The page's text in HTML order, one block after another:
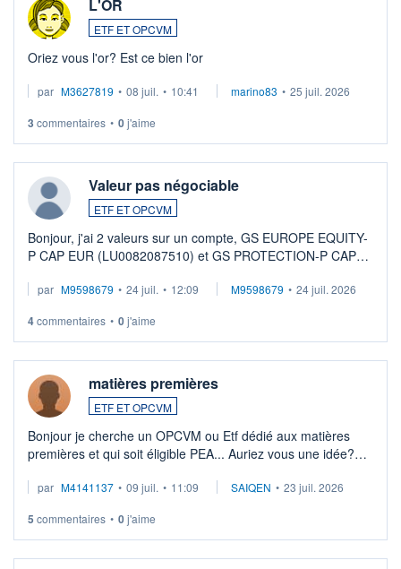
L'OR
ETF ET OPCVM
Oriez vous l'or? Est ce bien l'or
par M3627819 • 08 juil. • 10:41 marino83 • 25 juil. 2026
3 commentaires • 0j'aime
Valeur pas négociable
ETF ET OPCVM
Bonjour, j'ai 2 valeurs sur un compte, GS EUROPE EQUITY-
P CAP EUR (LU0082087510) et GS PROTECTION-P CAP
veux procéder à la vente, on me signale ...
par M9598679 • 24 juil. • 12:09 M9598679 • 24 juil. 2026
4commentaires • 0j'aime
matières premières
ETF ET OPCVM
Bonjour je cherche un OPCVM ou Etf dédié aux matières
premières et qui soit éligible PEA... Auriez vous une idée?
par M4141137 • 09 juil. • 11:09 SAIQEN • 23 juil. 2026
5 commentaires • 0j'aime